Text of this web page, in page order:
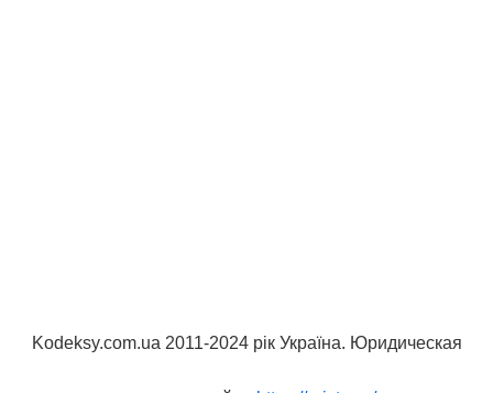
Kodeksy.com.ua 2011-2024 рік Україна. Юридическая